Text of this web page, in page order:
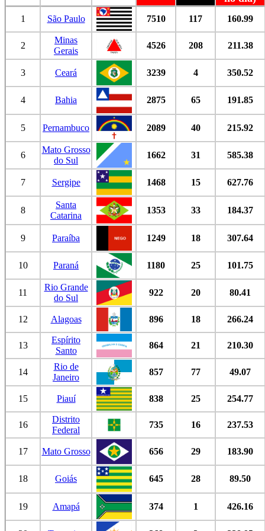
1 São Paulo 7510 117 160.99
2
Minas
Gerais
4526 208 211.38
3 Ceará 3239 4 350.52
4 Bahia 2875 65 191.85
5 Pernambuco 2089 40 215.92
6
Mato Grosso
do Sul
1662 31 585.38
7 Sergipe 1468 15 627.76
8
Santa
Catarina
1353 33 184.37
9 Paraíba 1249 18 307.64
10 Paraná 1180 25 101.75
11
Rio Grande
do Sul
922 20 80.41
12 Alagoas 896 18 266.24
13
Espírito
Santo
864 21 210.30
14
Rio de
Janeiro
857 77 49.07
15 Piauí 838 25 254.77
16
Distrito
Federal
735 16 237.53
17 Mato Grosso 656 29 183.90
18 Goiás 645 28 89.50
19 Amapá 374 1 426.16